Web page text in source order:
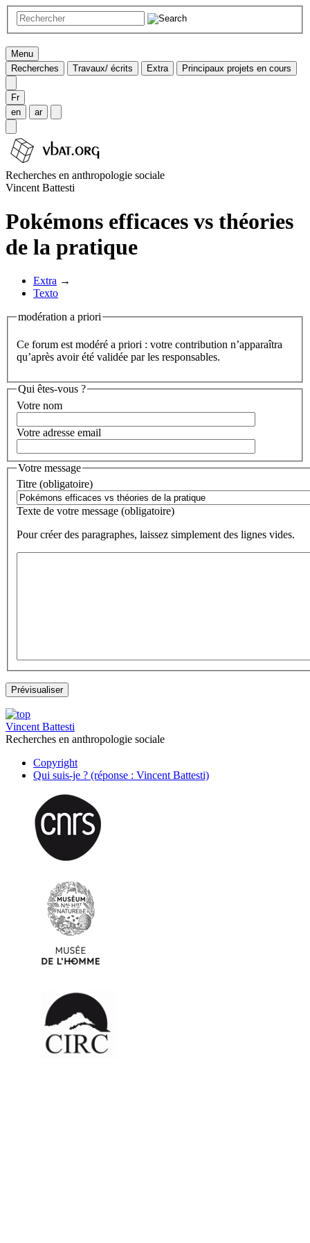
Menu
Recherches
Travaux/ écrits Extra Principaux projets en cours
Fr
en
ar
Recherches en anthropologie sociale
Vincent Battesti
Pokémons efficaces vs théories
de la pratique
Extra →
Texto
modération a priori
Ce forum est modéré a priori : votre contribution n’apparaîtra
qu’après avoir été validée par les responsables.
Qui êtes-vous ?
Votre nom
Votre adresse email
Votre message
Titre (obligatoire)
Texte de votre message (obligatoire)
Pour créer des paragraphes, laissez simplement des lignes vides.
Vincent Battesti
Recherches en anthropologie sociale
Copyright
Qui suis-je ? (réponse : Vincent Battesti)